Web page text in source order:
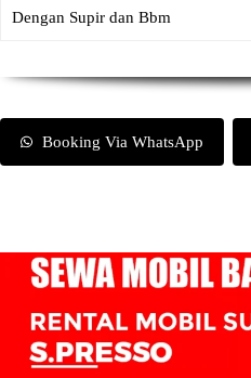
Dengan Supir dan Bbm
Booking Via WhatsApp